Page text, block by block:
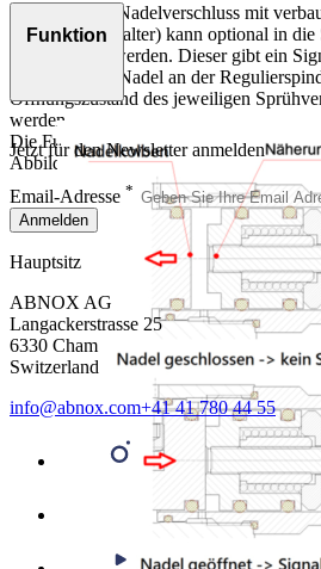
Dieser Raster-Nadelverschluss mit
(Näherungsschalter) kann optional in
PP eingebaut werden. Dieser gibt ein
bei geöffneter Nadel an der
Öffnungszustand des jeweiligen
werden.
Die Funktionsweise der RNA-Abfrage
Abbildung schematisch dargestellt:
Funktion
Jetzt für den Newsletter anmelden
Email-Adresse *
Anmelden
Hauptsitz
ABNOX AG
Langackerstrasse 25
6330 Cham
Switzerland
info@abnox.com+41 41 780 44 55